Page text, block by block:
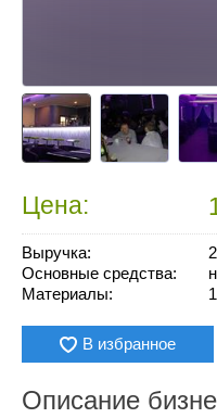
Цена:
Выручка:
Основные средства:
Материалы:
В избранное
Описание